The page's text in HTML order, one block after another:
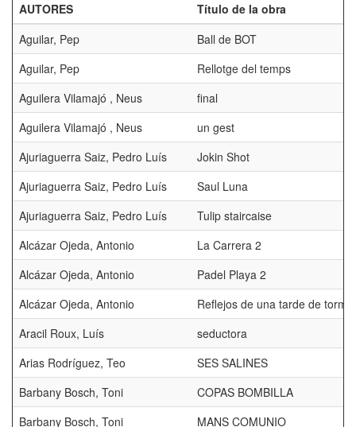
AUTORES
Título de la obra
Aguilar, Pep
Ball de BOT
Aguilar, Pep
Rellotge del temps
Aguilera Vilamajó , Neus
final
Aguilera Vilamajó , Neus
un gest
Ajuriaguerra Saiz, Pedro Luís
Jokin Shot
Ajuriaguerra Saiz, Pedro Luís
Saul Luna
Ajuriaguerra Saiz, Pedro Luís
Tulip staircaise
Alcázar Ojeda, Antonio
La Carrera 2
Alcázar Ojeda, Antonio
Padel Playa 2
Alcázar Ojeda, Antonio
Reflejos de una tarde de
Aracil Roux, Luís
seductora
Arias Rodríguez, Teo
SES SALINES
Barbany Bosch, Toni
COPAS BOMBILLA
Barbany Bosch, Toni
MANS COMUNIO